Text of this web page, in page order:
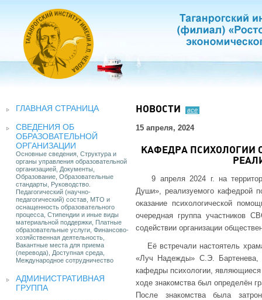
ГЛАВНАЯ СТРАНИЦА
СВЕДЕНИЯ ОБ
ОБРАЗОВАТЕЛЬНОЙ
ОРГАНИЗАЦИИ
Основные сведения, Структура и
органы управления образовательной
организацией, Документы,
Образование, Образовательные
стандарты, Руководство.
Педагогический (научно-
педагогический) состав, МТО и
оснащенность образовательного
процесса, Стипендии и иные виды
материальной поддержки, Платные
образовательные услуги, Финансово-
хозяйственная деятельность,
Вакантные места для приема
(перевода), Доступная среда,
Международное сотрудничество
АДМИНИСТРАТИВНАЯ
ГРУППА
НОВОСТИ все
15 апреля, 2024
КАФЕДРА ПСИХОЛОГИИ
9 апреля 2024 г. на
Души», реализуемого кафедрой
оказание психологической
очередная группа участников
содействии организации
Её встречали настоятель
«Луч Надежды» С.Э. Бартенева,
кафедры психологии, являющиеся
ходе знакомства был определён
После знакомства была